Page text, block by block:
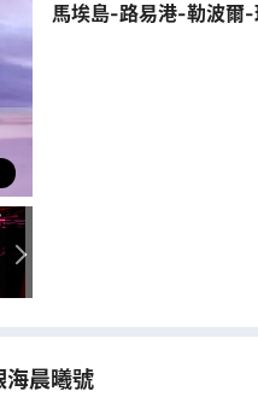
馬埃島-路易港-勒波爾
海晨曦號